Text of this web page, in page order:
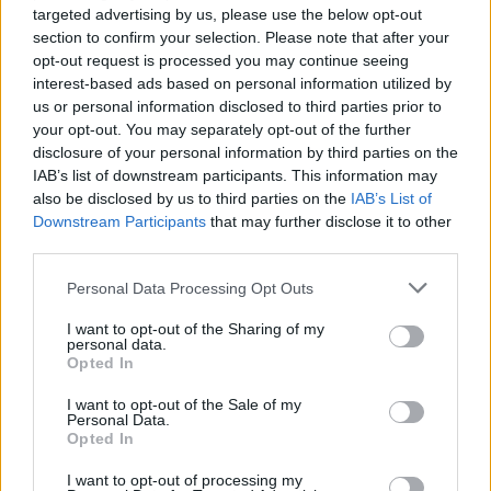
targeted advertising by us, please use the below opt-out
section to confirm your selection. Please note that after your
opt-out request is processed you may continue seeing
interest-based ads based on personal information utilized by
us or personal information disclosed to third parties prior to
your opt-out. You may separately opt-out of the further
disclosure of your personal information by third parties on the
IAB’s list of downstream participants. This information may
also be disclosed by us to third parties on the IAB’s List of
Downstream Participants that may further disclose it to other
Personal Data Processing Opt Outs
I want to opt-out of the Sharing of my
personal data.
Opted In
I want to opt-out of the Sale of my
Personal Data.
Opted In
I want to opt-out of processing my
destrucción y
programación
Acumulaciones
No se esperan nuevas acumulaciones
Sistema de arreglo
Publicaciones. 10.3. Anuario Oficial del
Ministerio de Hacienda
Área de condiciones de acceso y uso
Condiciones de
acceso
Acceso público bajo solicitud
Condiciones
Prohibida su reproduccion sin autorizacion
material
Características
físicas y requisitos
técnicos
28 x 21 cm.
Área de materiales relacionados